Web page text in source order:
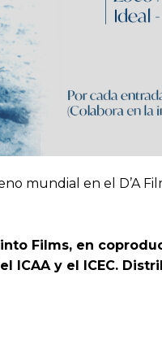
mundial en el D’A
Films, en
ICAA y el ICEC.